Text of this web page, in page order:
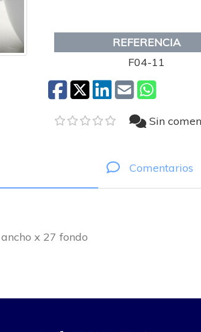
REFERENCIA
F04-11
Sin
Comentarios
x 27 fondo